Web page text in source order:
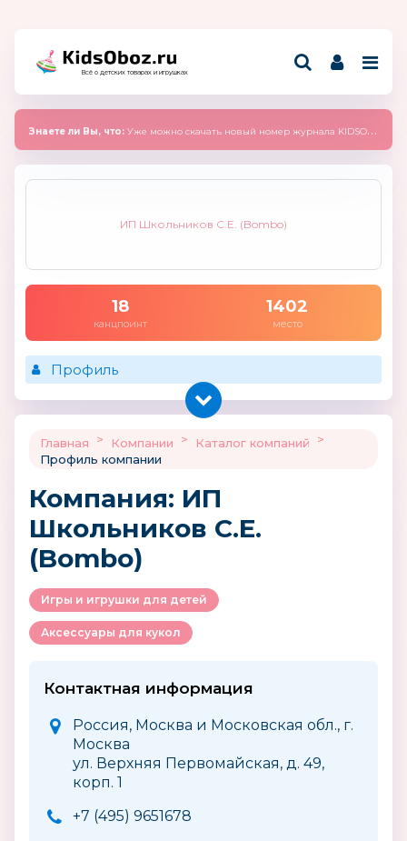
Всё о детских товарах и игрушках
Знаете ли Вы, что: Уже можно скачать новый номер журнала KIDSOBOZ 2025 (сентябрь)
ИП Школьников С.Е. (Bombo)
18
канцпоинт
1402
место
Профиль
Главная > Компании > Каталог компаний
>
Профиль компании
Компания: ИП
Школьников С.Е.
(Bombo)
Игры и игрушки для детей
Аксессуары для кукол
Контактная информация
Россия, Москва и Московская обл., г.
Москва
ул. Верхняя Первомайская, д. 49,
корп. 1
+7 (495) 9651678